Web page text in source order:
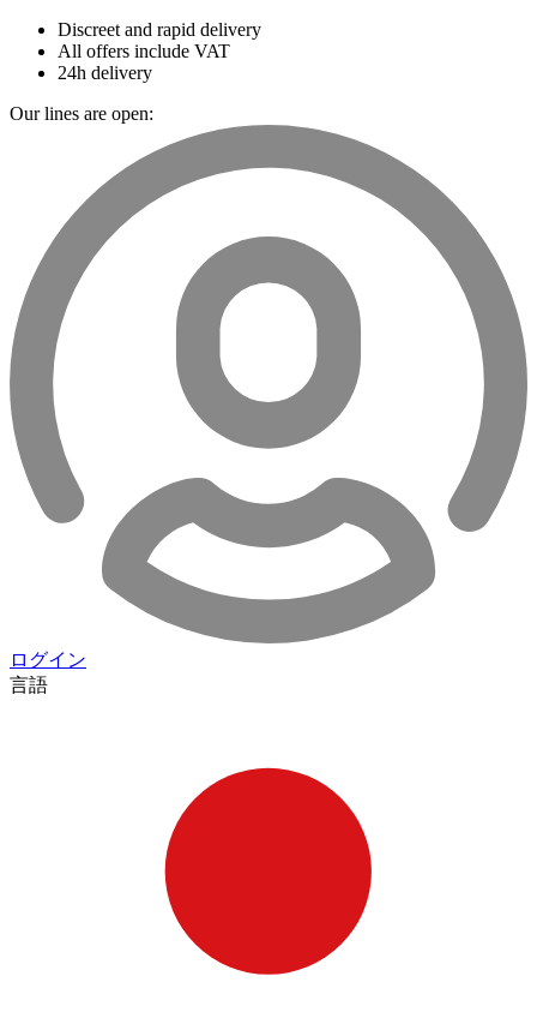
Discreet and rapid delivery
All offers include VAT
24h delivery
Our lines are open:
ログイン
言語